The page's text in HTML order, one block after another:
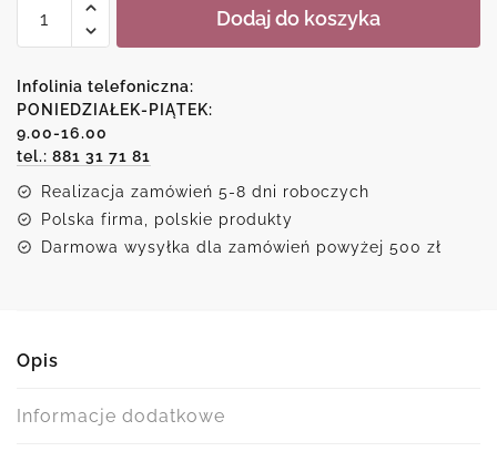
Obraz
pomarańczowa
abstrakcja
Dodaj do koszyka
Infolinia telefoniczna:
PONIEDZIAŁEK-PIĄTEK:
9.00-16.00
tel.: 881 31 71 81
Realizacja zamówień 5-8 dni roboczych
Polska firma, polskie produkty
Darmowa wysyłka dla zamówień powyżej 500 zł
Opis
Informacje dodatkowe